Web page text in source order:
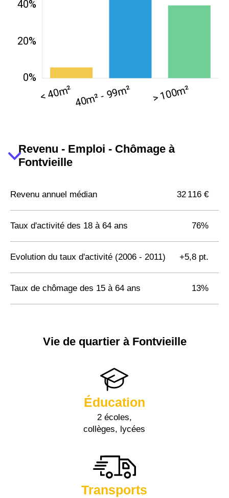
Revenu - Emploi - Chômage à
Fontvieille
Revenu annuel médian 32 116 €
Taux d'activité des 18 à 64 ans 76%
Evolution du taux d'activité (2006 - 2011) +5,8 pt.
Taux de chômage des 15 à 64 ans 13%
Vie de quartier à Fontvieille
Éducation
2 écoles,
collèges, lycées
Transports